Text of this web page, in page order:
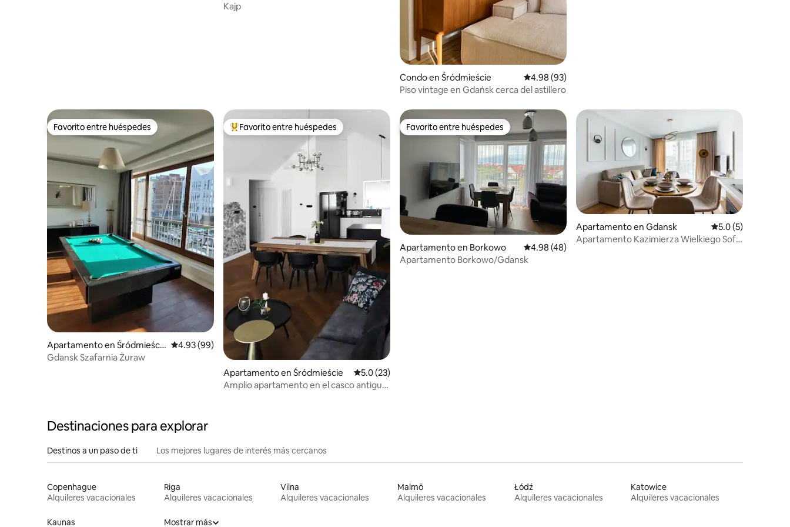
Kajp
Condo en Śródmieście Calificación promedio: 4.98 de 5, 93 reseñas
4.98 (93)
Piso vintage en Gdańsk cerca del astillero
Favorito entre huéspedes
Favorito entre huéspedes
Apartamento en Śródmieści
e
Calificación promedio: 4.93 de 5, 99 reseñas
4.93 (99)
Gdansk Szafarnia Żuraw
Favorito entre huéspedes preferido
Favorito entre huéspedes
Apartamento en Śródmieście Calificación promedio: 5.0 de 5, 23 reseñas
5.0 (23)
Amplio apartamento en el casco antiguo
Favorito entre huéspedes
Favorito entre huéspedes
Apartamento en Borkowo Calificación promedio: 4.98 de 5, 48 reseñas
4.98 (48)
Apartamento Borkowo/Gdansk
Apartamento en Gdansk Calificación
5.0 (5)
Apartamento Kazimierza Wielkiego Soft
Destinaciones para explorar
Destinos a un paso de ti Los mejores lugares de interés más cercanos
Copenhague
Alquileres vacacionales
Riga
Alquileres vacacionales
Vilna
Alquileres vacacionales
Malmö
Alquileres vacacionales
Łódź
Alquileres vacacionales
Katowice
Alquileres vacacionales
Kaunas Mostrar más